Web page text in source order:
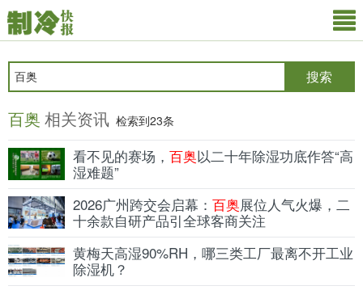
搜索
百奥 相关资讯 检索到23条
看不见的赛场， 百奥以二十年除湿功底作答“高
湿难题”
2026广州跨交会启幕： 百奥展位人气火爆，二
十余款自研产品引全球客商关注
黄梅天高湿90%RH，哪三类工厂最离不开工业
除湿机？